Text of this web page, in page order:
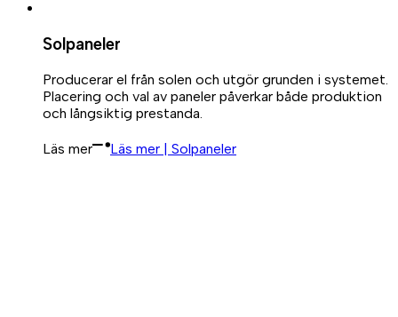
Solpaneler
Producerar el från solen och utgör grunden i systemet.
Placering och val av paneler påverkar både produktion
och långsiktig prestanda.
Läs mer Läs mer | Solpaneler